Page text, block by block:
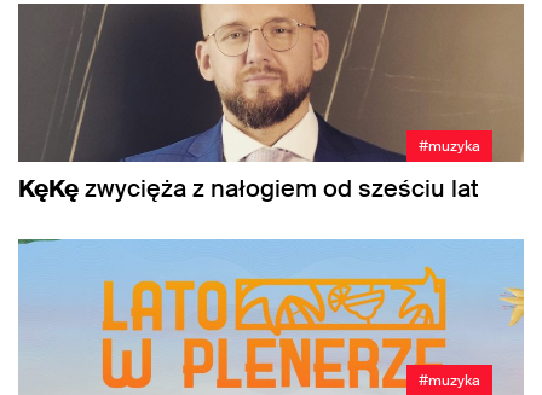
#muzyka
KęKęzwycięża z nałogiem od sześciu lat
#muzyka